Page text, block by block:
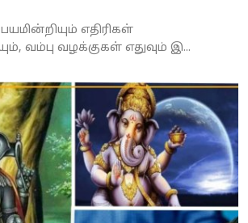
எதிரிகள்
வம்பு வழக்குகள் எதுவும் இ...